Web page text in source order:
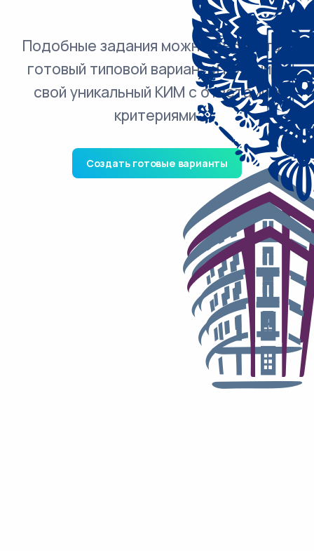
Подобные задания можно добавить в
готовый типовой вариант и получить
свой уникальный КИМ с ответами и
критериями.
Создать готовые варианты